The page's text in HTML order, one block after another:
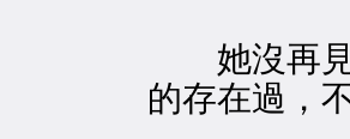
她沒再見
的存在過，